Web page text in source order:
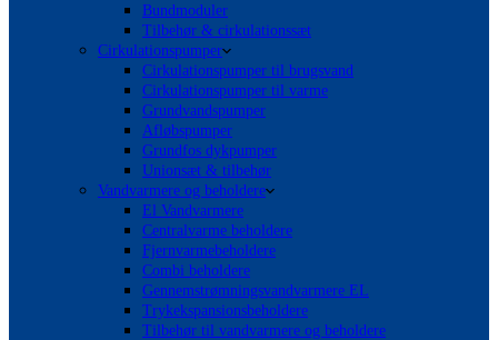
Bundmoduler
Tilbehør & cirkulationssæt
Cirkulationspumper
Cirkulationspumper til brugsvand
Cirkulationspumper til varme
Grundvandspumper
Afløbspumper
Grundfos dykpumper
Unionsæt & tilbehør
Vandvarmere og beholdere
El Vandvarmere
Centralvarme beholdere
Fjernvarmebeholdere
Combi beholdere
Gennemstrømningsvandvarmere EL
Trykekspansionsbeholdere
Tilbehør til vandvarmere og beholdere